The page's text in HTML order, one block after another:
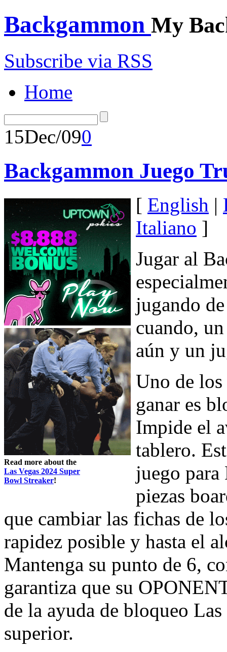
Backgammon My
Subscribe via RSS
Home
15Dec/090
Backgammon Juego
Read more about the
Las Vegas 2024 Super
Bowl Streaker!
[ English |
Italiano ]
Jugar al
jugando
cuando,
aún y un
Uno de los
ganar es
Impide el
tablero.
juego para
piezas
que cambiar las fichas de
rapidez posible y hasta el
Mantenga su punto de 6,
garantiza que su
de la ayuda de bloqueo
superior.